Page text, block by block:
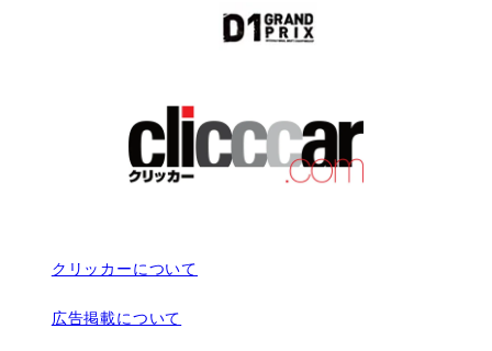
クリッカーについて
広告掲載について